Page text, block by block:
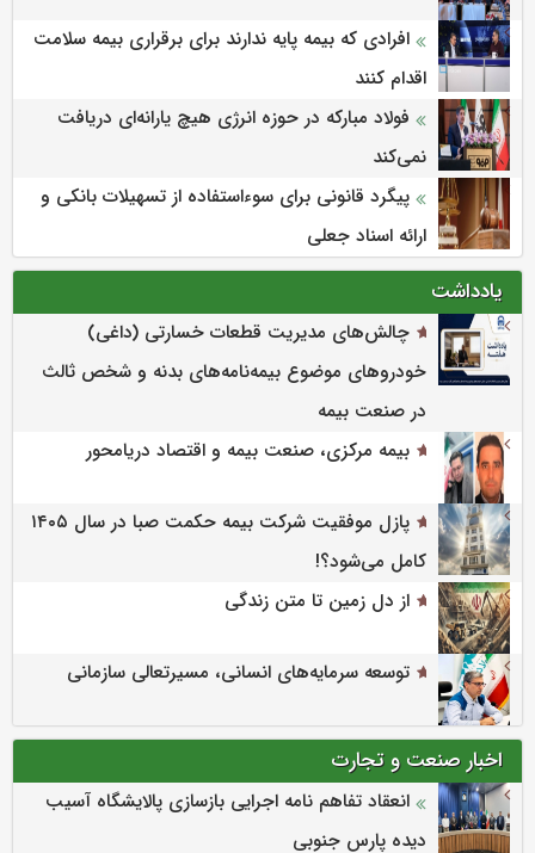
افرادی که بیمه پایه ندارند برای برقراری بیمه سلامت
اقدام کنند
فولاد مبارکه در حوزه انرژی هیچ یارانه‌ای دریافت
نمی‌کند
پیگرد قانونی برای سوءاستفاده از تسهیلات بانکی و
ارائه اسناد جعلی
یادداشت
چالش‌های مدیریت قطعات خسارتی (داغی)
خودروهای موضوع بیمه‌نامه‌های بدنه و شخص ثالث
در صنعت بیمه
بیمه مرکزی، صنعت بیمه و اقتصاد دریامحور
پازل موفقیت شرکت بیمه حکمت صبا در سال ۱۴۰۵
کامل می‌شود؟!
از دل زمین تا متن زندگی
توسعه سرمایه‌های انسانی، مسیرتعالی سازمانی
اخبار صنعت و تجارت
انعقاد تفاهم نامه اجرایی بازسازی پالایشگاه آسیب
دیده پارس جنوبی